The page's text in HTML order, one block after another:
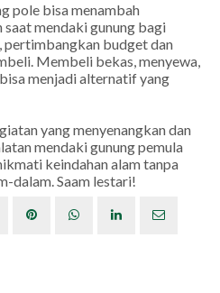
pole bisa menambah
saat mendaki gunung bagi
pertimbangkan budget dan
Membeli bekas, menyewa,
menjadi alternatif yang
yang menyenangkan dan
mendaki gunung pemula
keindahan alam tanpa
dalam. Saam lestari!